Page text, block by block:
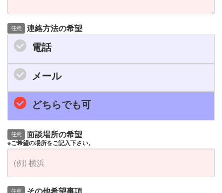
任意 連絡方法の希望
電話
メール
どちらでも可
任意 面談場所の希望
※ご希望の場所をご記入下さい。
任意